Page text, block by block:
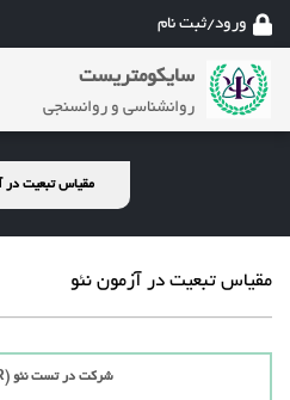
ورود/ثبت نام
سایکومتریست
روانشناسی و روانسنجی
مقیاس تبعیت در
مقیاس تبعیت در آزمون نئو
شرکت در تست نئو (NEO PI-R)